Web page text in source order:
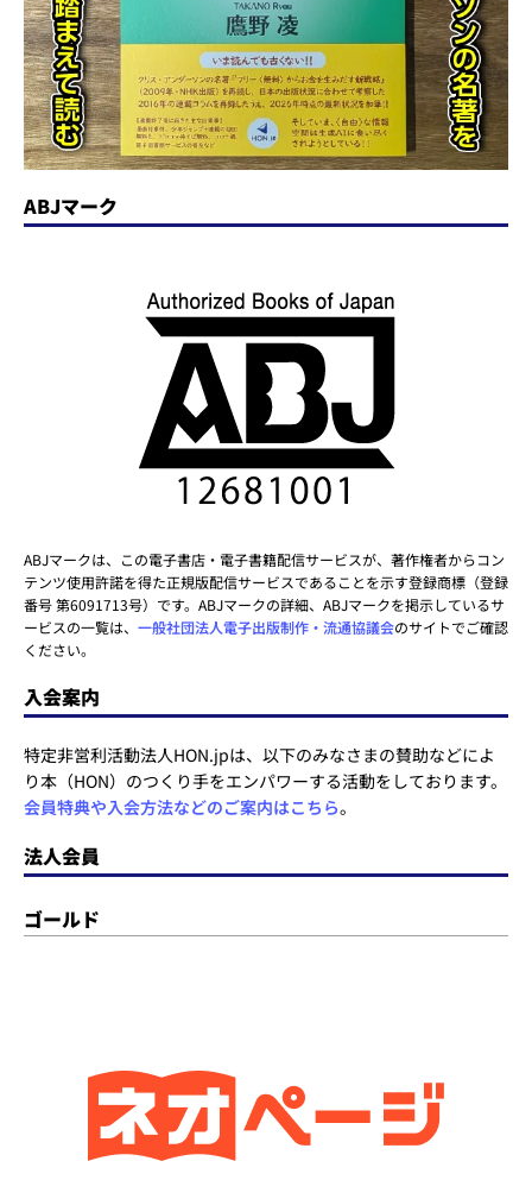
ABJマーク
ABJマークは、この電子書店・電子書籍配信サービスが、著作権者からコン
テンツ使用許諾を得た正規版配信サービスであることを示す登録商標（登録
番号 第6091713号）です。ABJマークの詳細、ABJマークを掲示しているサ
ービスの一覧は、 一般社団法人電子出版制作・流通協議会のサイトでご確認
ください。
入会案内
特定非営利活動法人HON.jpは、以下のみなさまの賛助などによ
り本（HON）のつくり手をエンパワーする活動をしております。
会員特典や入会方法などのご案内はこちら。
法人会員
ゴールド